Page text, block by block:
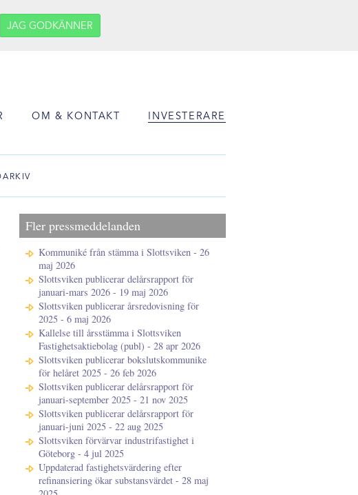
JAG GODKÄNNER
OM & KONTAKT INVESTERARE
Fler pressmeddelanden
Kommuniké från stämma i Slottsviken - 26
maj 2026
Slottsviken publicerar delårsrapport för
januari-mars 2026 - 19 maj 2026
Slottsviken publicerar årsredovisning för
2025 - 6 maj 2026
Kallelse till årsstämma i Slottsviken
Fastighetsaktiebolag (publ) - 28 apr 2026
Slottsviken publicerar bokslutskommunike
för helåret 2025 - 26 feb 2026
Slottsviken publicerar delårsrapport för
januari-september 2025 - 21 nov 2025
Slottsviken publicerar delårsrapport för
januari-juni 2025 - 22 aug 2025
Slottsviken förvärvar industrifastighet i
Göteborg - 4 jul 2025
Uppdaterad fastighetsvärdering efter
refinansiering ökar substansvärdet - 28 maj